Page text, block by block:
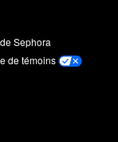
Sephora
de témoins